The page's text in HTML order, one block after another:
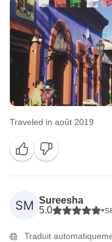
Traveled in août 2019
SM Sureesha
5.0
•
Traduit